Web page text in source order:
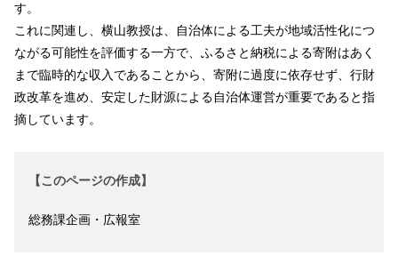
す。
これに関連し、横山教授は、自治体による工夫が地域活性化につ
ながる可能性を評価する一方で、ふるさと納税による寄附はあく
まで臨時的な収入であることから、寄附に過度に依存せず、行財
政改革を進め、安定した財源による自治体運営が重要であると指
摘しています。
【このページの作成】
総務課企画・広報室